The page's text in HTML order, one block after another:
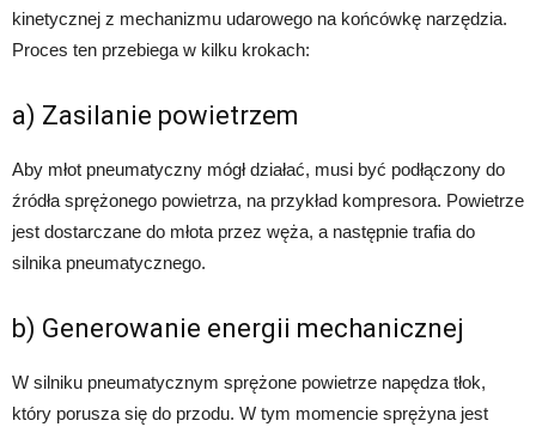
kinetycznej z mechanizmu udarowego na końcówkę narzędzia.
Proces ten przebiega w kilku krokach:
a) Zasilanie powietrzem
Aby młot pneumatyczny mógł działać, musi być podłączony do
źródła sprężonego powietrza, na przykład kompresora. Powietrze
jest dostarczane do młota przez węża, a następnie trafia do
silnika pneumatycznego.
b) Generowanie energii mechanicznej
W silniku pneumatycznym sprężone powietrze napędza tłok,
który porusza się do przodu. W tym momencie sprężyna jest